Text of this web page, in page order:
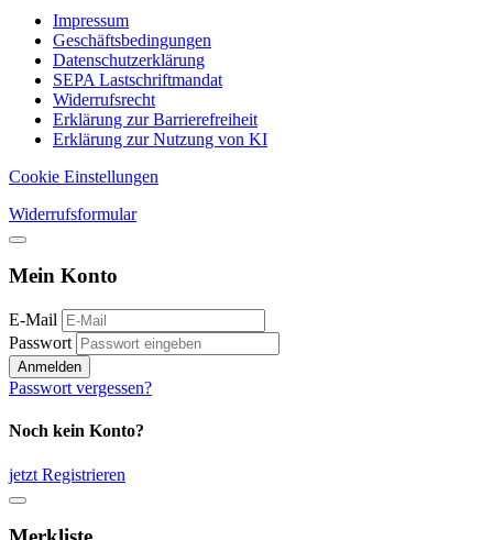
Impressum
Geschäftsbedingungen
Datenschutzerklärung
SEPA Lastschriftmandat
Widerrufsrecht
Erklärung zur Barrierefreiheit
Erklärung zur Nutzung von KI
Cookie Einstellungen
Widerrufsformular
Mein Konto
E-Mail
Passwort
Anmelden
Passwort vergessen?
Noch kein Konto?
jetzt Registrieren